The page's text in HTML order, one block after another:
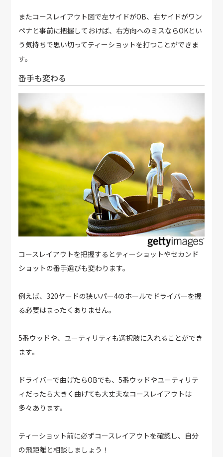
またコースレイアウト図で左サイドがOB、右サイドがワン
ペナと事前に把握しておけば、右方向へのミスならOKとい
う気持ちで思い切ってティーショットを打つことができま
す。
番手も変わる
コースレイアウトを把握するとティーショットやセカンド
ショットの番手選びも変わります。
例えば、320ヤードの狭いパー4のホールでドライバーを握
る必要はまったくありません。
5番ウッドや、ユーティリティも選択肢に入れることができ
ます。
ドライバーで曲げたらOBでも、5番ウッドやユーティリテ
ィだったら大きく曲げても大丈夫なコースレイアウトは
多々あります。
ティーショット前に必ずコースレイアウトを確認し、自分
の飛距離と相談しましょう！